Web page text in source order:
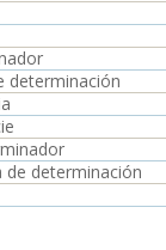
determinación
de determinación